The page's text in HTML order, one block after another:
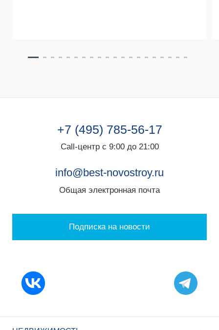
+7 (495) 785-56-17
Call-центр с 9:00 до 21:00
info@best-novostroy.ru
Общая электронная почта
Подписка на новости